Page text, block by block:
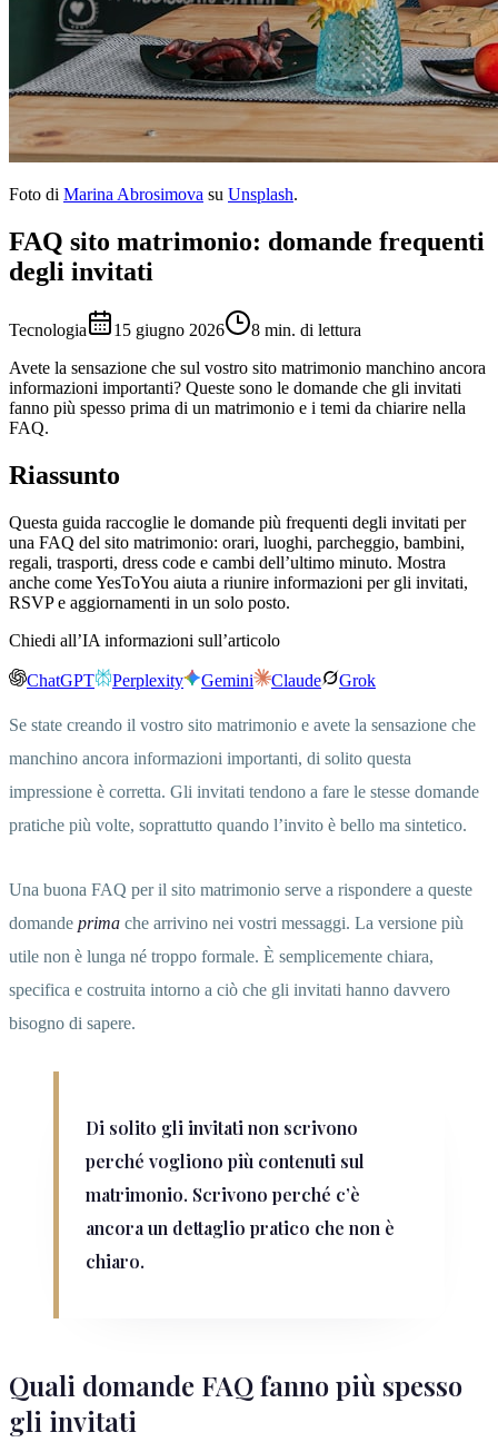
Foto di Marina Abrosimova su Unsplash.
FAQ sito matrimonio: domande frequenti
degli invitati
Tecnologia 15 giugno 2026
8 min. di lettura
Avete la sensazione che sul vostro sito matrimonio manchino ancora
informazioni importanti? Queste sono le domande che gli invitati
fanno più spesso prima di un matrimonio e i temi da chiarire nella
FAQ.
Riassunto
Questa guida raccoglie le domande più frequenti degli invitati per
una FAQ del sito matrimonio: orari, luoghi, parcheggio, bambini,
regali, trasporti, dress code e cambi dell’ultimo minuto. Mostra
anche come YesToYou aiuta a riunire informazioni per gli invitati,
RSVP e aggiornamenti in un solo posto.
Chiedi all’IA informazioni sull’articolo
ChatGPT Perplexity Gemini Claude Grok
Se state creando il vostro sito matrimonio e avete la sensazione che
manchino ancora informazioni importanti, di solito questa
impressione è corretta. Gli invitati tendono a fare le stesse domande
pratiche più volte, soprattutto quando l’invito è bello ma sintetico.
Una buona FAQ per il sito matrimonio serve a rispondere a queste
domande prima che arrivino nei vostri messaggi. La versione più
utile non è lunga né troppo formale. È semplicemente chiara,
specifica e costruita intorno a ciò che gli invitati hanno davvero
bisogno di sapere.
Di solito gli invitati non scrivono
perché vogliono più contenuti sul
matrimonio. Scrivono perché c’è
ancora un dettaglio pratico che non è
chiaro.
Quali domande FAQ fanno più spesso
gli invitati